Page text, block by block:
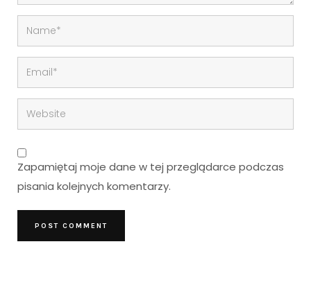
Zapamiętaj moje dane w tej przeglądarce podczas
pisania kolejnych komentarzy.